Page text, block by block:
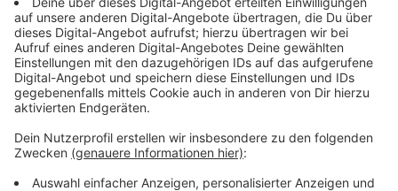
Penalties innerhalb von acht Sekunden im Tor unter,
darunter auch der Gladbacher Michel Struthoff. Der
amtierende Olympiasieger und aktuelle
Weltranglisten-Erste Niederlande konnte erst per
Siebenmeter auf 1:3 verkürzen, bis Thies Prinz für die
Deutschen den Deckel draufmachte und den
entscheidenden Penalty zum 4:1 verwandelte. Damit
konnten die Honamas nach 2013 wieder eine
Europameisterschaft gewinnen und ihrem Kapitän